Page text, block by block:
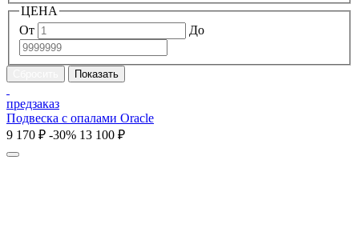
ЦЕНА
От
До
предзаказ
Подвеска с опалами Oracle
9 170 ₽ -30% 13 100 ₽